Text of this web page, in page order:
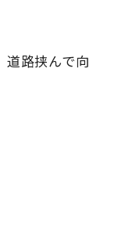
道路挟んで向